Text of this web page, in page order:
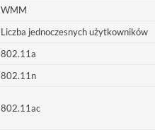
WMM
Liczba jednoczesnych użytkowników
802.11a
802.11n
802.11ac